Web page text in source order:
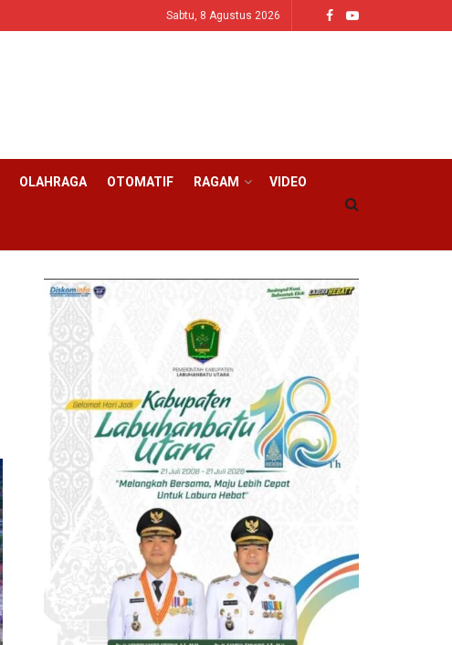
Sabtu, 8 Agustus 2026
OLAHRAGA OTOMATIF RAGAM VIDEO